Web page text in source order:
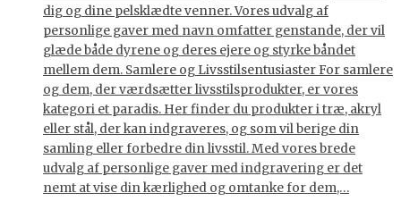
dig og dine pelsklædte venner. Vores udvalg af
personlige gaver med navn omfatter genstande, der vil
glæde både dyrene og deres ejere og styrke båndet
mellem dem. Samlere og Livsstilsentusiaster For samlere
og dem, der værdsætter livsstilsprodukter, er vores
kategori et paradis. Her finder du produkter i træ, akryl
eller stål, der kan indgraveres, og som vil berige din
samling eller forbedre din livsstil. Med vores brede
udvalg af personlige gaver med indgravering er det
nemt at vise din kærlighed og omtanke for dem,…